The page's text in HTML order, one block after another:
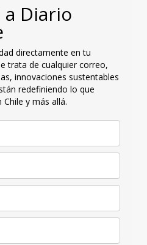
Diario
directamente en tu
trata de cualquier correo,
innovaciones sustentables
redefiniendo lo que
y más allá.